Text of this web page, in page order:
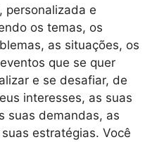
personalizada e
os temas, os
as situações, os
que se quer
e se desafiar, de
interesses, as suas
suas demandas, as
estratégias. Você